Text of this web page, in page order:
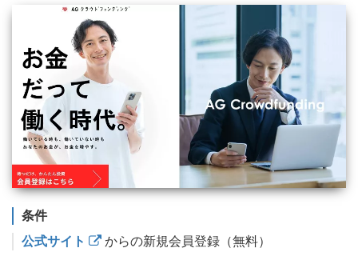
条件
公式サイト
からの新規会員登録（無料）